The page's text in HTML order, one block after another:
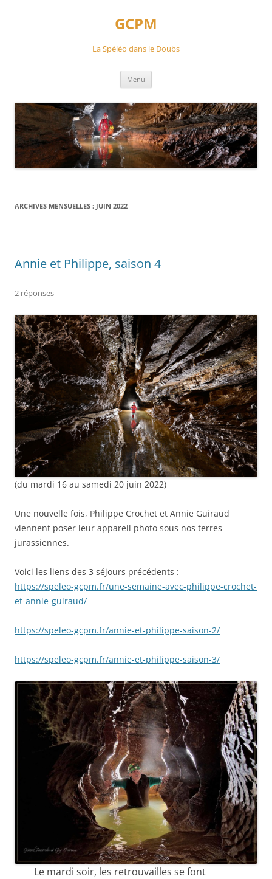
GCPM
La Spéléo dans le Doubs
Menu
ARCHIVES MENSUELLES : JUIN 2022
Annie et Philippe, saison 4
2 réponses
(du mardi 16 au samedi 20 juin 2022)
Une nouvelle fois, Philippe Crochet et Annie Guiraud
viennent poser leur appareil photo sous nos terres
jurassiennes.
Voici les liens des 3 séjours précédents :
https://speleo-gcpm.fr/une-semaine-avec-philippe-crochet-
et-annie-guiraud/
https://speleo-gcpm.fr/annie-et-philippe-saison-2/
https://speleo-gcpm.fr/annie-et-philippe-saison-3/
Le mardi soir, les retrouvailles se font